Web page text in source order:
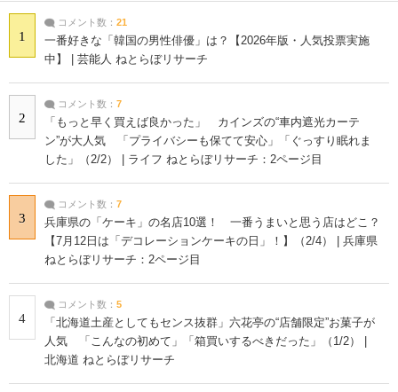
1
コメント数： 21
一番好きな「韓国の男性俳優」は？【2026年版・人気投票実施
中】 | 芸能人 ねとらぼリサーチ
2
コメント数： 7
「もっと早く買えば良かった」 カインズの“車内遮光カーテ
ン”が大人気 「プライバシーも保てて安心」「ぐっすり眠れま
した」（2/2） | ライフ ねとらぼリサーチ：2ページ目
3
コメント数： 7
兵庫県の「ケーキ」の名店10選！ 一番うまいと思う店はどこ？
【7月12日は「デコレーションケーキの日」！】（2/4） | 兵庫県
ねとらぼリサーチ：2ページ目
4
コメント数： 5
「北海道土産としてもセンス抜群」六花亭の“店舗限定”お菓子が
人気 「こんなの初めて」「箱買いするべきだった」（1/2） |
北海道 ねとらぼリサーチ